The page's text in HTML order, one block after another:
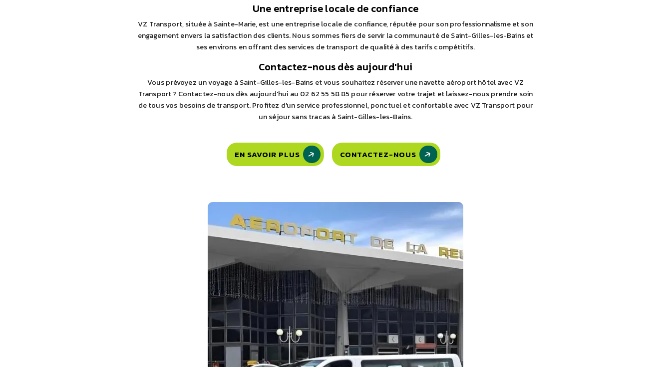
Une entreprise locale de confiance
VZ Transport, située à Sainte-Marie, est une entreprise locale de confiance, réputée pour son professionnalisme et son
engagement envers la satisfaction des clients. Nous sommes fiers de servir la communauté de Saint-Gilles-les-Bains et
ses environs en offrant des services de transport de qualité à des tarifs compétitifs.
Contactez-nous dès aujourd'hui
Vous prévoyez un voyage à Saint-Gilles-les-Bains et vous souhaitez réserver une navette aéroport hôtel avec VZ
Transport ? Contactez-nous dès aujourd'hui au 02 62 55 58 85 pour réserver votre trajet et laissez-nous prendre soin
de tous vos besoins de transport. Profitez d'un service professionnel, ponctuel et confortable avec VZ Transport pour
un séjour sans tracas à Saint-Gilles-les-Bains.
EN SAVOIR PLUS CONTACTEZ-NOUS